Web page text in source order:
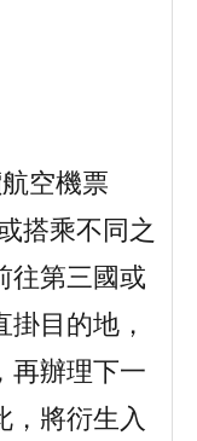
空機票
搭乘不同之
往第三國或
目的地，
再辦理下一
，將衍生入